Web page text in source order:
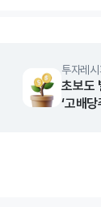
투자레시
초보도
‘고배